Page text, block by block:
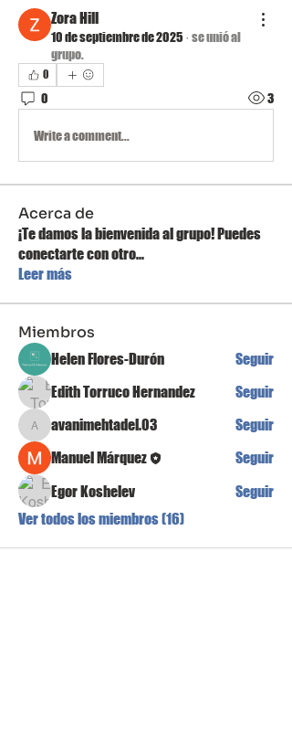
Zora Hill
10 de septiembre de 2025 · se unió al
grupo.
0
0 3
Write a comment...
Acerca de
¡Te damos la bienvenida al grupo! Puedes
conectarte con otro...
Leer más
Miembros
Helen Flores-Durón
Seguir
Edith Torruco Hernandez
Seguir
avanimehtadel.03
avanimehtadel.03
Seguir
Manuel Márquez
Seguir
Egor Koshelev
Seguir
Ver todos los miembros (16)